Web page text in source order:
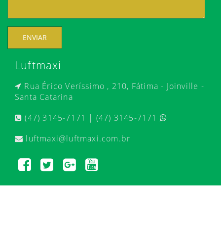
ENVIAR
Luftmaxi
Rua Érico Veríssimo , 210, Fátima - Joinville -
Santa Catarina
(47) 3145-7171 | (47) 3145-7171
luftmaxi@luftmaxi.com.br